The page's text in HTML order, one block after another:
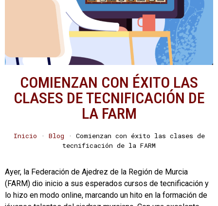
COMIENZAN CON ÉXITO LAS
CLASES DE TECNIFICACIÓN DE
LA FARM
Inicio · Blog · Comienzan con éxito las clases de
tecnificación de la FARM
Ayer, la Federación de Ajedrez de la Región de Murcia
(FARM) dio inicio a sus esperados cursos de tecnificación y
lo hizo en modo online, marcando un hito en la formación de